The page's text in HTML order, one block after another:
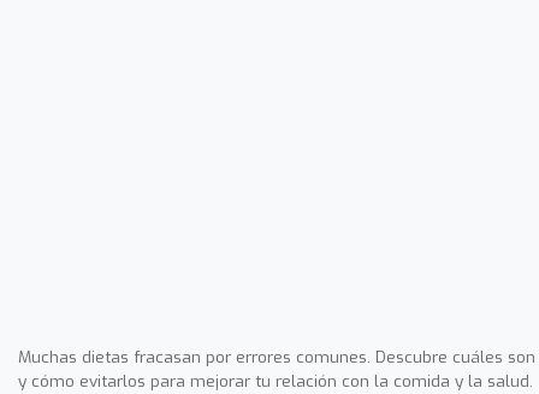
Muchas dietas fracasan por errores comunes. Descubre cuáles son
y cómo evitarlos para mejorar tu relación con la comida y la salud.